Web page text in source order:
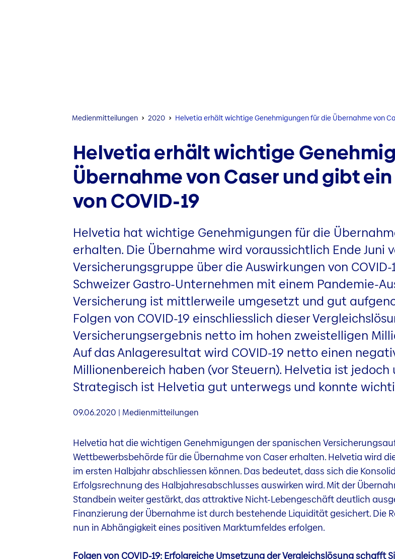
Medien­mitteilungen 2020 Helvetia erhält wichtige Genehmigungen für die Übernahme von
Helvetia erhält wichtige
Übernahme von Caser und gibt
von COVID-19
Helvetia hat wichtige Genehmigungen für die
erhalten. Die Übernahme wird voraussichtlich Ende Juni
Versicherungsgruppe über die Auswirkungen von
Schweizer Gastro-Unternehmen mit einem Pandemie-
Versicherung ist mittlerweile umgesetzt und gut
Folgen von COVID-19 einschliesslich dieser
Versicherungsergebnis netto im hohen zweistelligen
Auf das Anlageresultat wird COVID-19 netto einen
Millionenbereich haben (vor Steuern). Helvetia ist
Strategisch ist Helvetia gut unterwegs und konnte
09.06.2020 | Medienmitteilungen
Helvetia hat die wichtigen Genehmigungen der spanischen
Wettbewerbsbehörde für die Übernahme von Caser erhalten. Helvetia wird
im ersten Halbjahr abschliessen können. Das bedeutet, dass sich die
Erfolgsrechnung des Halbjahresabschlusses auswirken wird. Mit der
Standbein weiter gestärkt, das attraktive Nicht-Lebengeschäft deutlich
Finanzierung der Übernahme ist durch bestehende Liquidität gesichert. Die
nun in Abhängigkeit eines positiven Marktumfeldes erfolgen.
Folgen von COVID-19: Erfolgreiche Umsetzung der Vergleichslösung schafft